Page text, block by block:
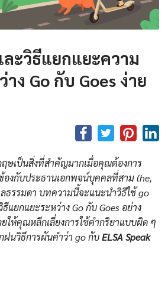
ละวิธีแยกแยะความ
ง Go กับ Goes ง่าย
ฤษเป็นสิ่งที่สำคัญมากเมื่อคุณต้องการ
องกับประธานเอกพจน์บุคคลที่สาม (he,
ธรรมดา บทความนี้จะแนะนำวิธีใช้ go
แยกแยะระหว่าง Go กับ Goes อย่าง
ให้คุณหลีกเลี่ยงการใช้คํากริยาแบบผิด ๆ
ฝนวิธีการผันคําว่า go กับELSA Speak